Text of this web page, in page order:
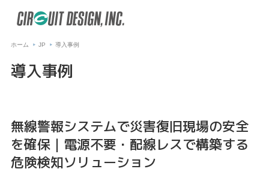
ホーム JP 導入事例
導入事例
無線警報システムで災害復旧現場の安全
を確保｜電源不要・配線レスで構築する
危険検知ソリューション